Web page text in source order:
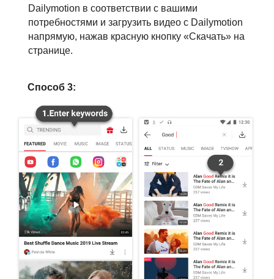
Dailymotion в соответствии с вашими
потребностями и загрузить видео с Dailymotion
напрямую, нажав красную кнопку «Скачать» на
странице.
Способ 3: